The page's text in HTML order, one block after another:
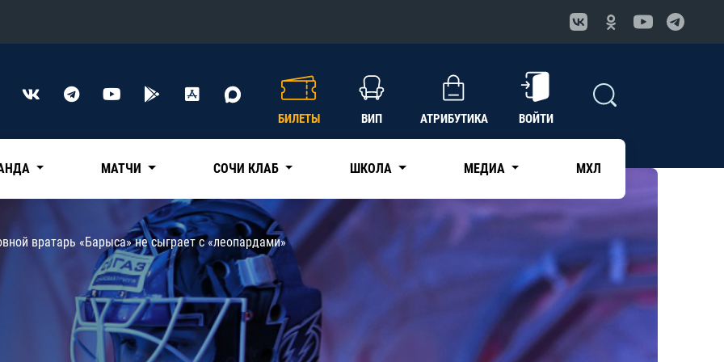
Конференция «Восток»
Трактор
Дивизион Чернышева
Авангард
Адмирал
КХЛ
БИЛЕТЫ ВИП АТРИБУТИКА ВОЙТИ
МАТЧИ СОЧИ КЛАБ ШКОЛА МЕДИА МХЛ
вратарь «Барыса» не сыграет с «леопардами»